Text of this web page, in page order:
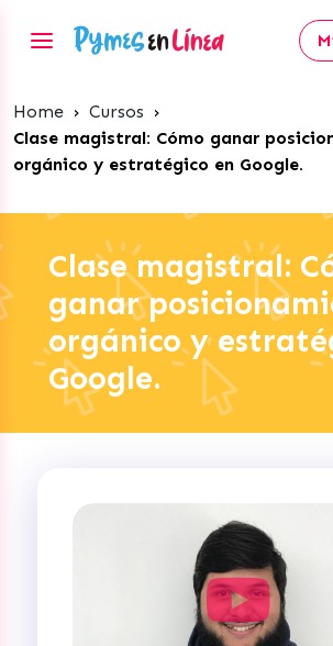
Home › Cursos ›
Clase magistral: Cómo ganar
orgánico y estratégico en Google.
Clase magistral:
ganar
orgánico y
Google.